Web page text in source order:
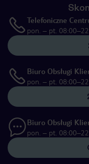
Telefoniczne
pon. – pt.
Biuro Obsługi
pon. – pt.
Biuro Obsługi
pon. – pt.